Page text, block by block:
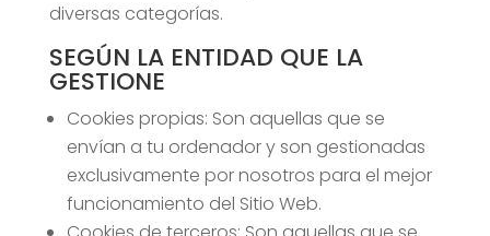
diversas categorías.
SEGÚN LA ENTIDAD QUE LA
GESTIONE
Cookies propias: Son aquellas que se
envían a tu ordenador y son gestionadas
exclusivamente por nosotros para el mejor
funcionamiento del Sitio Web.